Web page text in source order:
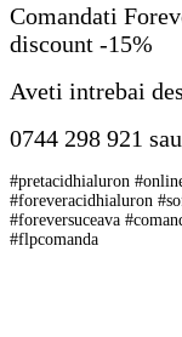
Comandati
discount -15%
Aveti intrebai
0744 298 921
#pretacidhialuron
#foreveracidhialuron
#foreversuceava
#flpcomanda